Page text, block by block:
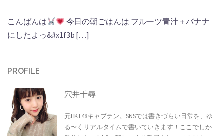
こんばんは
今日の朝ごはんは フルーツ青汁＋バナナ
にしたよっ&#x1f3b […]
PROFILE
穴井千尋
元HKT48キャプテン。SNSでは書きづらい日常を、ゆ
る〜くリアルタイムで書いていきます！ここでしか